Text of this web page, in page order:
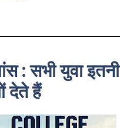
: सभी युवा इतनी
देते हैं